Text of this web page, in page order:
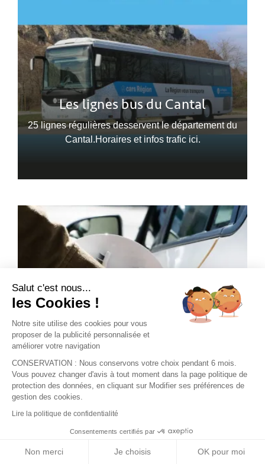
Les lignes bus du Cantal
25 lignes régulières desservent le département du
Cantal.Horaires et infos trafic ici.
Les bornes de recharge
vélo et son smartphone en Pays de Salers
Salut c'est nous...
les Cookies !
Notre site utilise des cookies pour vous
proposer de la publicité personnalisée et
améliorer votre navigation
CONSERVATION : Nous conservons votre choix pendant 6 mois.
Vous pouvez changer d'avis à tout moment dans la page politique de
protection des données, en cliquant sur Modifier ses préférences de
gestion des cookies.
Lire la politique de confidentialité
Consentements certifiés par
Non merci Je choisis OK pour moi
J'accepte de recevoir le guide et vos